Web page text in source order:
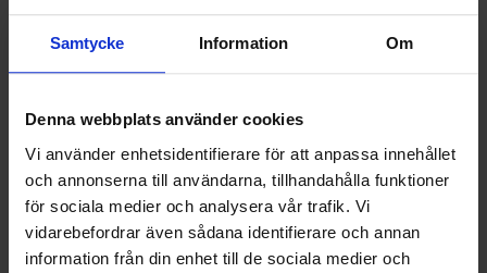
Samtycke Information Om
Denna webbplats använder cookies
Vi använder enhetsidentifierare för att anpassa innehållet
och annonserna till användarna, tillhandahålla funktioner
för sociala medier och analysera vår trafik. Vi
vidarebefordrar även sådana identifierare och annan
information från din enhet till de sociala medier och
HÅLLBARHET
NYA UPPDRAG
OHLSSONS REGION MITT
OHLSSONS REGION SYD
OHLSSONS REGION VÄST